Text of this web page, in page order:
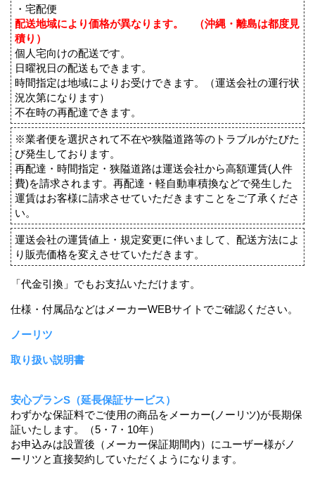
・宅配便
配送地域により価格が異なります。 （沖縄・離島は都度見
積り）
個人宅向けの配送です。
日曜祝日の配送もできます。
時間指定は地域によりお受けできます。（運送会社の運行状
況次第になります）
不在時の再配達できます。
※業者便を選択されて不在や狭隘道路等のトラブルがたびた
び発生しております。
再配達・時間指定・狭隘道路は運送会社から高額運賃(人件
費)を請求されます。再配達・軽自動車積換などで発生した
運賃はお客様に請求させていただきますことをご了承くださ
い。
運送会社の運賃値上・規定変更に伴いまして、配送方法によ
り販売価格を変えさせていただきます。
「代金引換」でもお支払いただけます。
仕様・付属品などはメーカーWEBサイトでご確認ください。
ノーリツ
取り扱い説明書
安心プランS（延長保証サービス）
わずかな保証料でご使用の商品をメーカー(ノーリツ)が長期保
証いたします。（5・7・10年）
お申込みは設置後（メーカー保証期間内）にユーザー様がノ
ーリツと直接契約していただくようになります。